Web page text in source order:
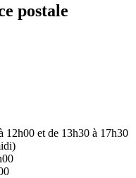
postale
12h00 et de 13h30 à 17h30